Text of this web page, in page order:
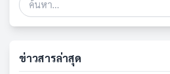
ข่าวสารล่าสุด